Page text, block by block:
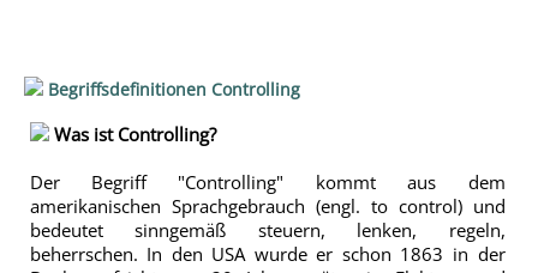
Begriffsdefinitionen Controlling
Was ist Controlling?
Der Begriff "Controlling" kommt aus dem
amerikanischen Sprachgebrauch (engl. to control) und
bedeutet sinngemäß steuern, lenken, regeln,
beherrschen. In den USA wurde er schon 1863 in der